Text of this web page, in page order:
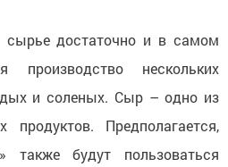
сырье достаточно и в самом
производство нескольких
и соленых. Сыр – одно из
продуктов. Предполагается,
будут пользоваться